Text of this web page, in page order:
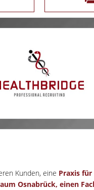
Kunden, eine Praxis
Osnabrück, einen